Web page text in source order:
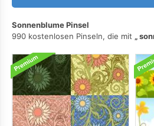
Sonnenblume Pinsel
990 kostenlosen Pinseln, die mit